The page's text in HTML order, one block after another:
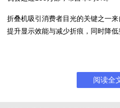
折叠机吸引消费者目光的关键之一
提升显示效能与减少折痕，同时降低
售，销售量有望获佳绩。
Flip零组件可能采用中国自有供应商
Foldable OLED面板，大幅降低整
阅读全